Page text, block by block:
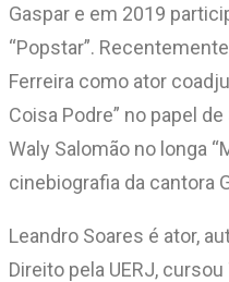
Gaspar e em 2019
“Popstar”.
Ferreira como ator
Coisa Podre” no papel
Waly Salomão no longa
cinebiografia da cantora
Leandro Soares é ator,
Direito pela UERJ,